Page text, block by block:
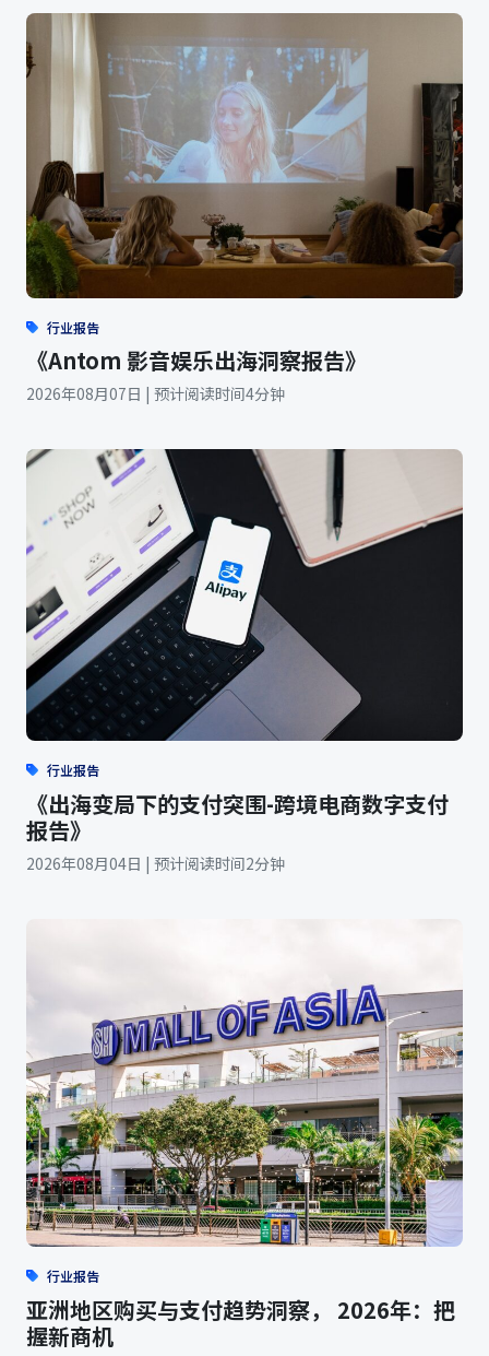
行业报告
《Antom 影音娱乐出海洞察报告》
2026年08月07日 | 预计阅读时间4分钟
行业报告
《出海变局下的支付突围-跨境电商数字支付
报告》
2026年08月04日 | 预计阅读时间2分钟
行业报告
亚洲地区购买与支付趋势洞察， 2026年：把
握新商机